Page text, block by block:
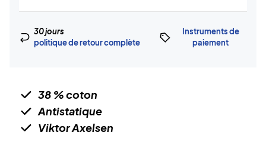
30 jours
politique de retour complète
Instruments de
paiement
38 % coton
Antistatique
Viktor Axelsen